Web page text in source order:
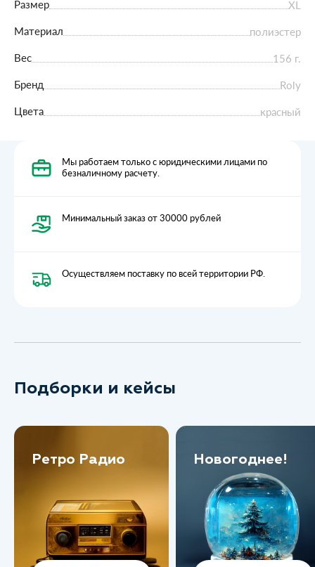
Мы работаем только с юридическими лицами по
безналичному расчету.
Минимальный заказ от 30000 рублей
Осуществляем поставку по всей территории РФ.
Размер
XL
Материал
полиэстер
Вес
156 г.
Бренд
Roly
Цвета
красный
Подборки и кейсы
Ретро Радио Новогоднее!